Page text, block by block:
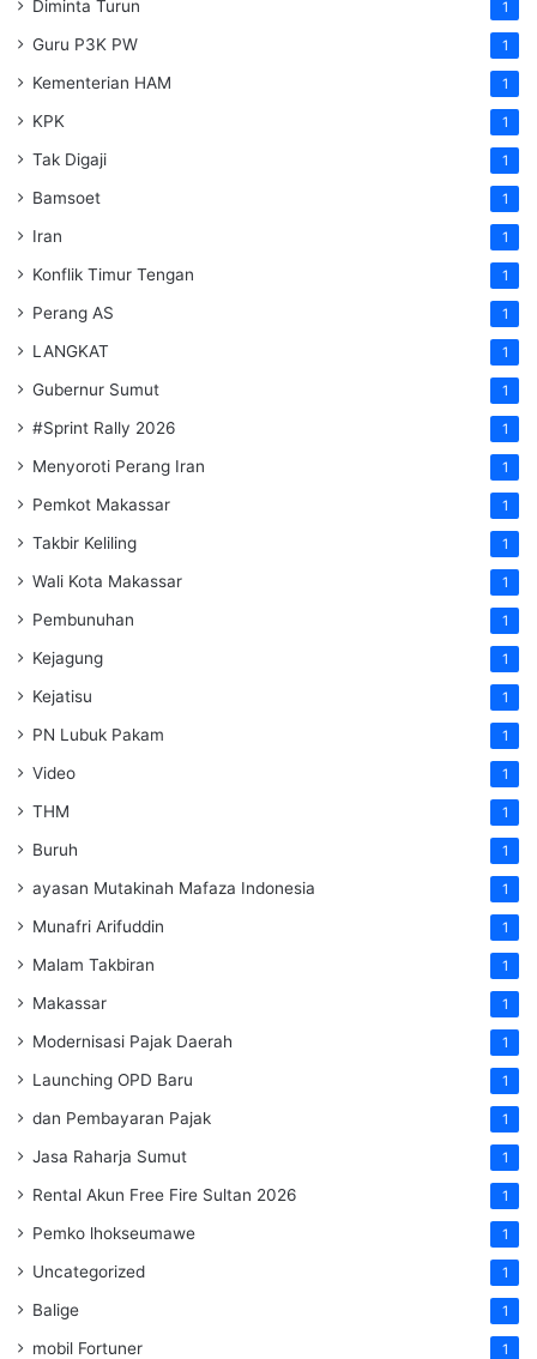
Diminta Turun 1
Guru P3K PW 1
Kementerian HAM 1
KPK 1
Tak Digaji 1
Bamsoet 1
Iran 1
Konflik Timur Tengan 1
Perang AS 1
LANGKAT 1
Gubernur Sumut 1
#Sprint Rally 2026 1
Menyoroti Perang Iran 1
Pemkot Makassar 1
Takbir Keliling 1
Wali Kota Makassar 1
Pembunuhan 1
Kejagung 1
Kejatisu 1
PN Lubuk Pakam 1
Video 1
THM 1
Buruh 1
ayasan Mutakinah Mafaza Indonesia 1
Munafri Arifuddin 1
Malam Takbiran 1
Makassar 1
Modernisasi Pajak Daerah 1
Launching OPD Baru 1
dan Pembayaran Pajak 1
Jasa Raharja Sumut 1
Rental Akun Free Fire Sultan 2026 1
Pemko lhokseumawe 1
Uncategorized 1
Balige 1
mobil Fortuner 1